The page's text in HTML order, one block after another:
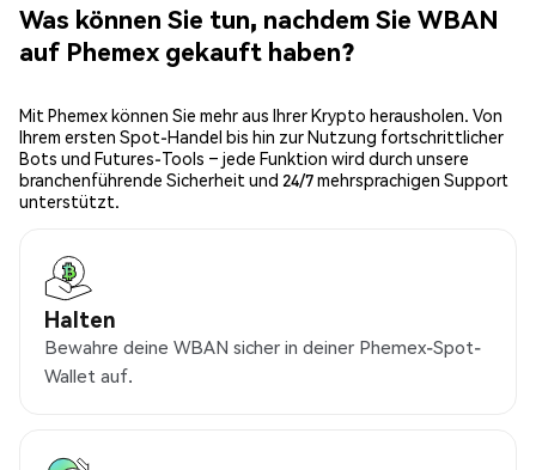
Was können Sie tun, nachdem Sie WBAN
auf Phemex gekauft haben?
Mit Phemex können Sie mehr aus Ihrer Krypto herausholen. Von
Ihrem ersten Spot-Handel bis hin zur Nutzung fortschrittlicher
Bots und Futures-Tools – jede Funktion wird durch unsere
branchenführende Sicherheit und 24/7 mehrsprachigen Support
unterstützt.
Halten
Bewahre deine WBAN sicher in deiner Phemex-Spot-
Wallet auf.